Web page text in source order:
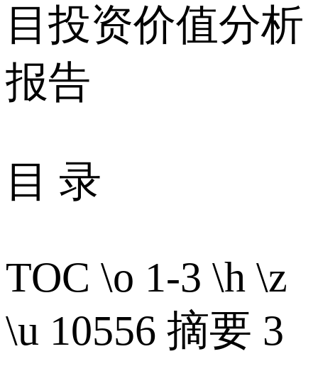
目投资价值分析
报告
目 录
TOC \o 1-3 \h \z
\u 10556 摘要 3